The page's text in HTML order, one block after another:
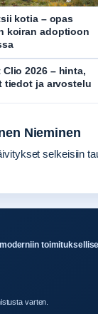
kotia – opas
koiran adoptioon
Clio 2026 – hinta,
tiedot ja arvostelu
Nieminen
selkeisiin
varten.